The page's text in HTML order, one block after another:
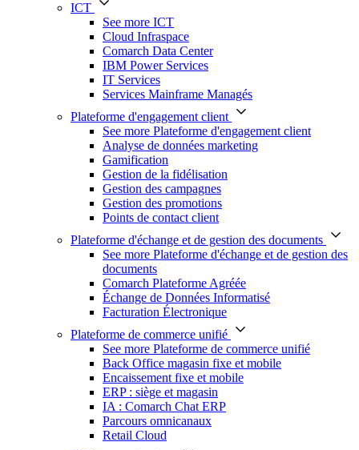
ICT
See more ICT
Cloud Infraspace
Comarch Data Center
IBM Power Services
IT Services
Services Mainframe Managés
Plateforme d'engagement client
See more Plateforme d'engagement client
Analyse de données marketing
Gamification
Gestion de la fidélisation
Gestion des campagnes
Gestion des promotions
Points de contact client
Plateforme d'échange et de gestion des documents
See more Plateforme d'échange et de gestion des
documents
Comarch Plateforme Agréée
Échange de Données Informatisé
Facturation Électronique
Plateforme de commerce unifié
See more Plateforme de commerce unifié
Back Office magasin fixe et mobile
Encaissement fixe et mobile
ERP : siège et magasin
IA : Comarch Chat ERP
Parcours omnicanaux
Retail Cloud